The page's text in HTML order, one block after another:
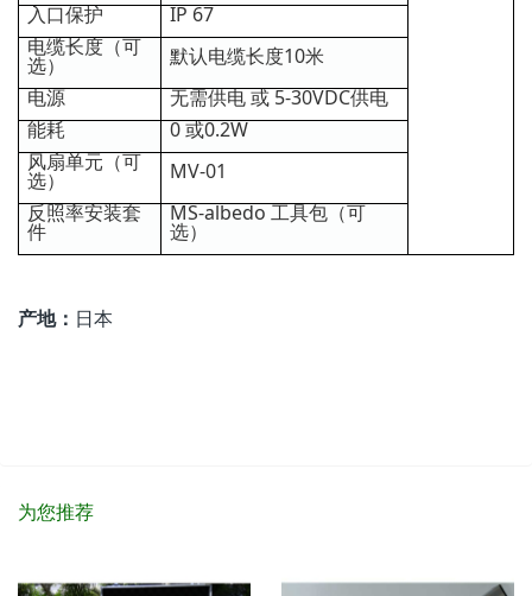
入口保护
IP 67
电缆长度（可
选）
默认电缆长度10米
电源
无需供电 或 5-30VDC供电
能耗
0 或0.2W
风扇单元（可
选）
MV-01
反照率安装套
件
MS-albedo 工具包（可
选）
产地： 日本
为您推荐